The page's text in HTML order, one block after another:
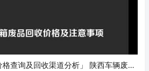
格查询及回收渠道分析」 陕西车辆废铁